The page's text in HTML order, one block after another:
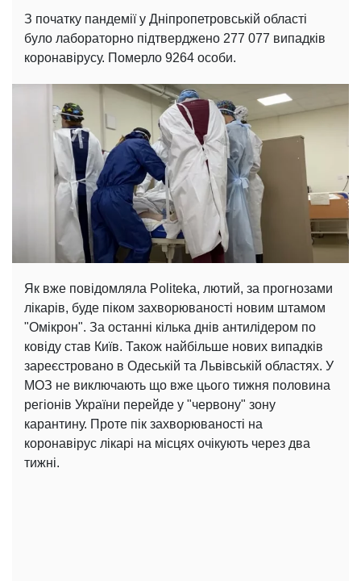
З початку пандемії у Дніпропетровській області
було лабораторно підтверджено 277 077 випадків
коронавірусу. Померло 9264 особи.
Як вже повідомляла Politeka, лютий, за прогнозами
лікарів, буде піком захворюваності новим штамом
"Омікрон". За останні кілька днів антилідером по
ковіду став Київ. Також найбільше нових випадків
зареєстровано в Одеській та Львівській областях. У
МОЗ не виключають що вже цього тижня половина
регіонів України перейде у "червону" зону
карантину. Проте пік захворюваності на
коронавірус лікарі на місцях очікують через два
тижні.